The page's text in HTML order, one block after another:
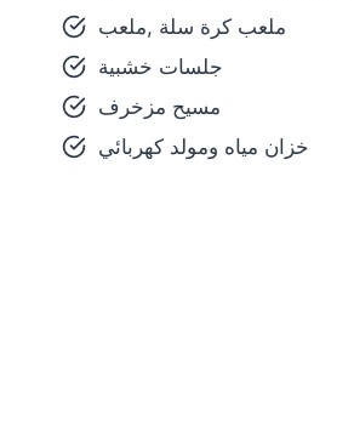
ملعب كرة سلة ,ملعب
جلسات خشبية
مسيح مزخرف
خزان مياه ومولد كهربائي